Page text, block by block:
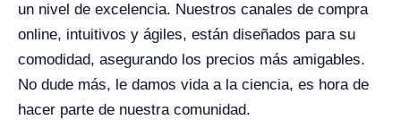
un nivel de excelencia. Nuestros canales de compra
online, intuitivos y ágiles, están diseñados para su
comodidad, asegurando los precios más amigables.
No dude más, le damos vida a la ciencia, es hora de
hacer parte de nuestra comunidad.